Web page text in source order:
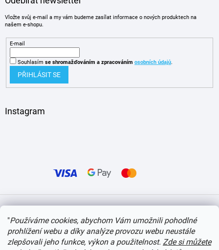
"Používáme cookies, abychom Vám umožnili pohodlné
prohlížení webu a díky analýze provozu webu neustále
zlepšovali jeho funkce, výkon a použitelnost. Zde si můžete
Vložte svůj e-mail a my vám budeme zasílat informace o nových produktech na
našem e-shopu.
E-mail
Souhlasím se shromažďováním a zpracováním osobních údajů.
PŘIHLÁSIT SE
Instagram
Copyright 2026itvlaky.cz . Všechna práva vyhrazena. Upravit nastavení cookies